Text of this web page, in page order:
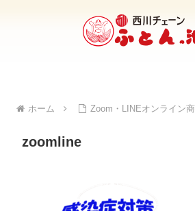
ホーム Zoom・LINEオンライン
zoomline